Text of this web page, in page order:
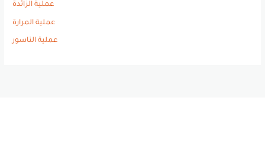
عملية الزائدة
عملية المرارة
عملية الناسور